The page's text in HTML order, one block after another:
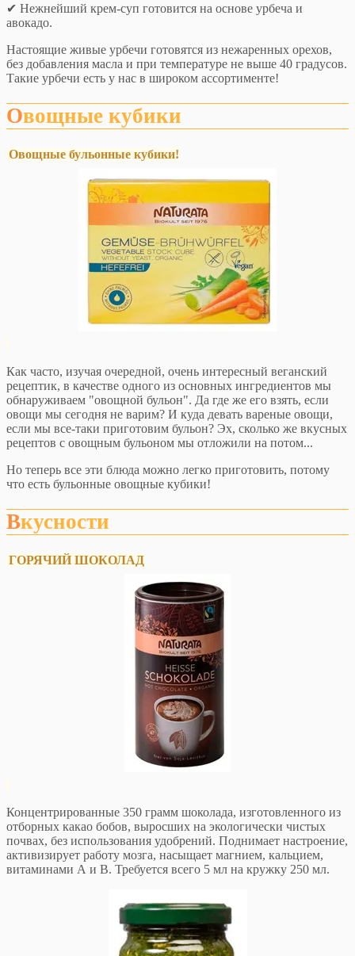
✔ Нежнейший крем-суп готовится на основе урбеча и
авокадо.
Настоящие живые урбечи готовятся из нежаренных орехов,
без добавления масла и при температуре не выше 40 градусов.
Такие урбечи есть у нас в широком ассортименте!
Овощные кубики
Овощные бульонные кубики!
Как часто, изучая очередной, очень интересный веганский
рецептик, в качестве одного из основных ингредиентов мы
обнаруживаем "овощной бульон". Да где же его взять, если
овощи мы сегодня не варим? И куда девать вареные овощи,
если мы все-таки приготовим бульон? Эх, сколько же вкусных
рецептов с овощным бульоном мы отложили на потом...
Но теперь все эти блюда можно легко приготовить, потому
что есть бульонные овощные кубики!
Вкусности
ГОРЯЧИЙ ШОКОЛАД
Концентрированные 350 грамм шоколада, изготовленного из
отборных какао бобов, выросших на экологически чистых
почвах, без использования удобрений. Поднимает настроение,
активизирует работу мозга, насыщает магнием, кальцием,
витаминами А и В. Требуется всего 5 мл на кружку 250 мл.